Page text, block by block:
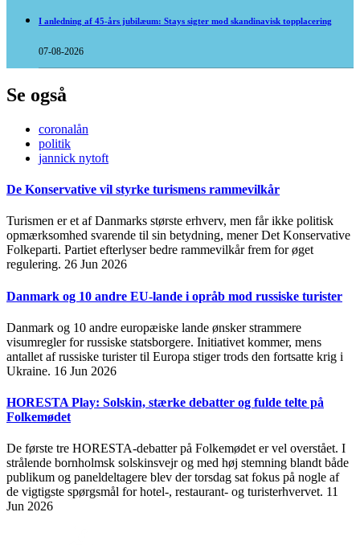
I anledning af 45-års jubilæum: Stays sigter mod skandinavisk topplacering
07-08-2026
Se også
coronalån
politik
jannick nytoft
De Konservative vil styrke turismens rammevilkår
Turismen er et af Danmarks største erhverv, men får ikke politisk
opmærksomhed svarende til sin betydning, mener Det Konservative
Folkeparti. Partiet efterlyser bedre rammevilkår frem for øget
regulering. 26 Jun 2026
Danmark og 10 andre EU-lande i opråb mod russiske turister
Danmark og 10 andre europæiske lande ønsker strammere
visumregler for russiske statsborgere. Initiativet kommer, mens
antallet af russiske turister til Europa stiger trods den fortsatte krig i
Ukraine. 16 Jun 2026
HORESTA Play: Solskin, stærke debatter og fulde telte på
Folkemødet
De første tre HORESTA-debatter på Folkemødet er vel overstået. I
strålende bornholmsk solskinsvejr og med høj stemning blandt både
publikum og paneldeltagere blev der torsdag sat fokus på nogle af
de vigtigste spørgsmål for hotel-, restaurant- og turisterhvervet. 11
Jun 2026